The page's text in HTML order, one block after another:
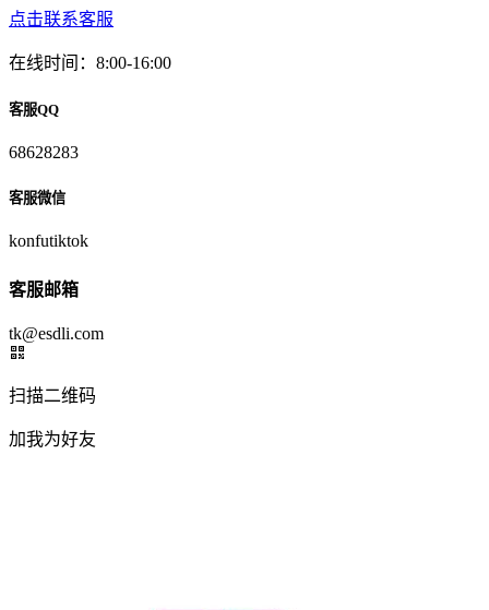
点击联系客服
在线时间：8:00-16:00
客服QQ
68628283
客服微信
konfutiktok
客服邮箱
tk@esdli.com
扫描二维码
加我为好友